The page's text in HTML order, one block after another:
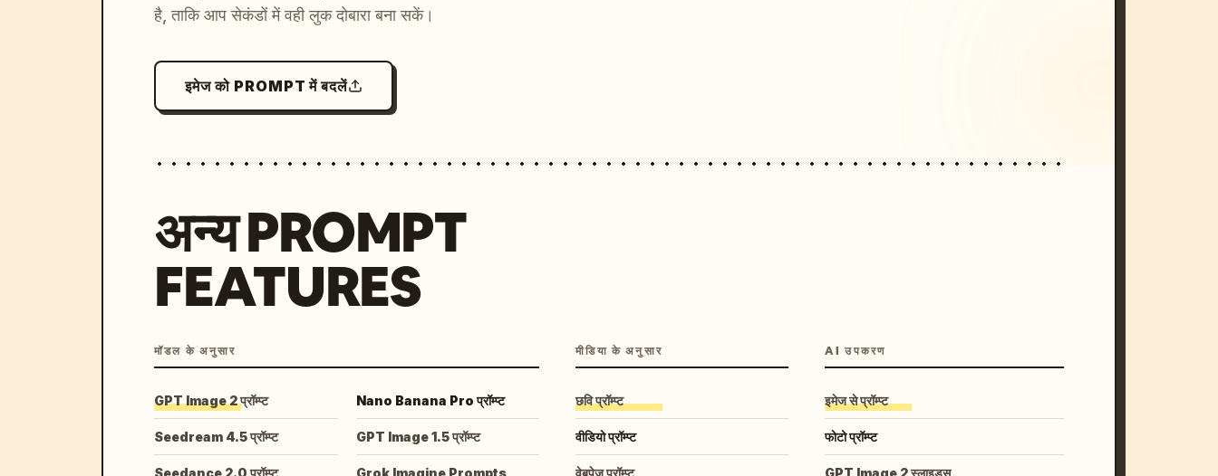
है, ताकि आप सेकंडों में वही लुक दोबारा बना सकें।
इमेज को PROMPT में बदलें
अन्य PROMPT
FEATURES
मॉडल के अनुसार
GPT Image 2 प्रॉम्प्ट Nano Banana Pro प्रॉम्प्ट
Seedream 4.5 प्रॉम्प्ट GPT Image 1.5 प्रॉम्प्ट
Seedance 2.0 प्रॉम्प्ट Grok Imagine Prompts
मीडिया के अनुसार
छवि प्रॉम्प्ट
वीडियो प्रॉम्प्ट
वेबपेज प्रॉम्प्ट
AI उपकरण
इमेज से प्रॉम्प्ट
फोटो प्रॉम्प्ट
GPT Image 2 स्लाइड्स